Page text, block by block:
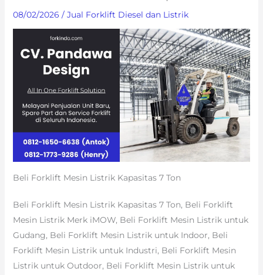
08/02/2026 / Jual Forklift Diesel dan Listrik
Beli Forklift Mesin Listrik Kapasitas 7 Ton
Beli Forklift Mesin Listrik Kapasitas 7 Ton, Beli Forklift
Mesin Listrik Merk iMOW, Beli Forklift Mesin Listrik untuk
Gudang, Beli Forklift Mesin Listrik untuk Indoor, Beli
Forklift Mesin Listrik untuk Industri, Beli Forklift Mesin
Listrik untuk Outdoor, Beli Forklift Mesin Listrik untuk